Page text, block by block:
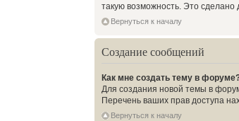
такую возможность. Это
Вернуться к началу
Создание сообщений
Как мне создать тему в
Для создания новой темы в
Перечень ваших прав доступа
Вернуться к началу